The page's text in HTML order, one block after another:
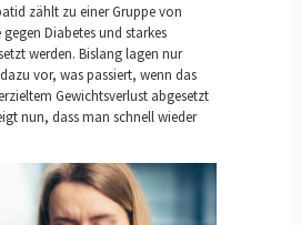
zählt zu einer Gruppe von
Diabetes und starkes
werden. Bislang lagen nur
vor, was passiert, wenn das
Gewichtsverlust abgesetzt
nun, dass man schnell wieder